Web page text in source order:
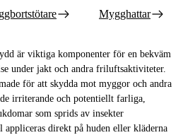
Mygghattar
är viktiga komponenter för en bekväm
under jakt och andra friluftsaktiviteter.
för att skydda mot myggor och andra
irriterande och potentiellt farliga,
som sprids av insekter
direkt på huden eller kläderna